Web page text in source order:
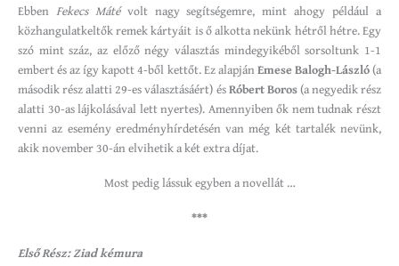
Ebben Fekecs Mátévolt nagy segítségemre, mint ahogy például a
közhangulatkeltők remek kártyáit is ő alkotta nekünk hétről hétre. Egy
szó mint száz, az előző négy választás mindegyikéből sorsoltunk 1-1
embert és az így kapott 4-ből kettőt. Ez alapjánEmese Balogh-László(a
második rész alatti 29-es választásáért) ésRóbert Boros(a negyedik rész
alatti 30-as lájkolásával lett nyertes). Amennyiben ők nem tudnak részt
venni az esemény eredményhírdetésén van még két tartalék nevünk,
akik november 30-án elvihetik a két extra díjat.
Most pedig lássuk egyben a novellát …
***
Első Rész: Ziad kémura